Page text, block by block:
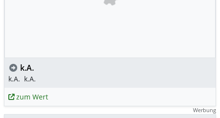
k.A.
k.A. k.A.
zum Wert
Werbung